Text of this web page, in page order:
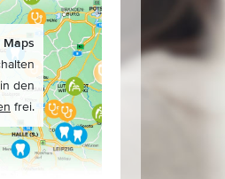
Maps
den
frei.